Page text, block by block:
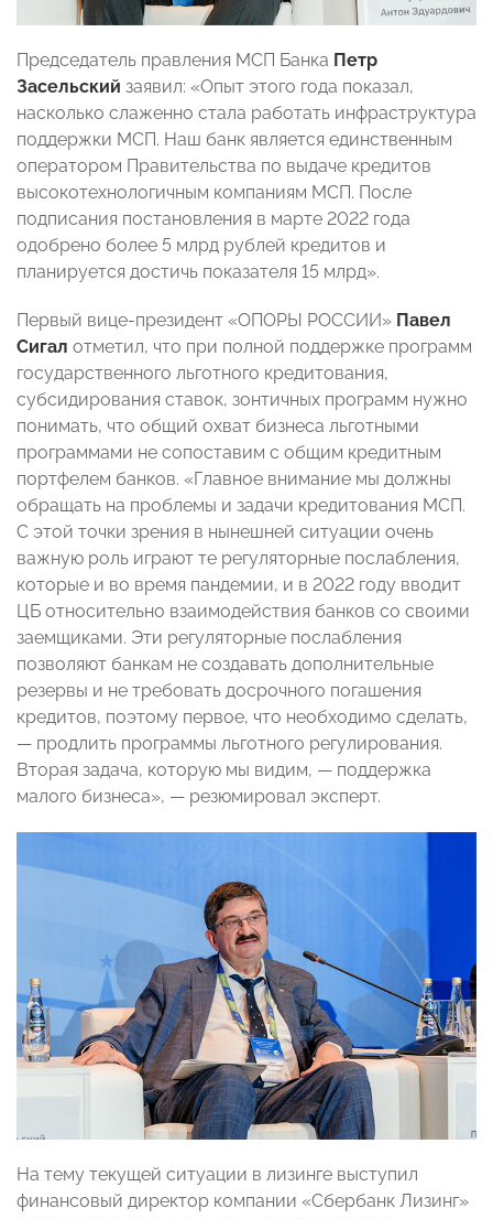
Председатель правления МСП Банка Петр
Засельский заявил: «Опыт этого года показал,
насколько слаженно стала работать инфраструктура
поддержки МСП. Наш банк является единственным
оператором Правительства по выдаче кредитов
высокотехнологичным компаниям МСП. После
подписания постановления в марте 2022 года
одобрено более 5 млрд рублей кредитов и
планируется достичь показателя 15 млрд».
Первый вице-президент «ОПОРЫ РОССИИ» Павел
Сигал отметил, что при полной поддержке программ
государственного льготного кредитования,
субсидирования ставок, зонтичных программ нужно
понимать, что общий охват бизнеса льготными
программами не сопоставим с общим кредитным
портфелем банков. «Главное внимание мы должны
обращать на проблемы и задачи кредитования МСП.
С этой точки зрения в нынешней ситуации очень
важную роль играют те регуляторные послабления,
которые и во время пандемии, и в 2022 году вводит
ЦБ относительно взаимодействия банков со своими
заемщиками. Эти регуляторные послабления
позволяют банкам не создавать дополнительные
резервы и не требовать досрочного погашения
кредитов, поэтому первое, что необходимо сделать,
— продлить программы льготного регулирования.
Вторая задача, которую мы видим, — поддержка
малого бизнеса», — резюмировал эксперт.
На тему текущей ситуации в лизинге выступил
финансовый директор компании «Сбербанк Лизинг»